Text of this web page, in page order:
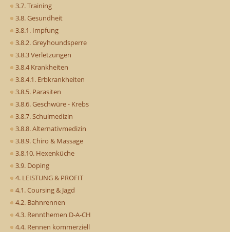
3.7. Training
3.8. Gesundheit
3.8.1. Impfung
3.8.2. Greyhoundsperre
3.8.3 Verletzungen
3.8.4 Krankheiten
3.8.4.1. Erbkrankheiten
3.8.5. Parasiten
3.8.6. Geschwüre - Krebs
3.8.7. Schulmedizin
3.8.8. Alternativmedizin
3.8.9. Chiro & Massage
3.8.10. Hexenküche
3.9. Doping
4. LEISTUNG & PROFIT
4.1. Coursing & Jagd
4.2. Bahnrennen
4.3. Rennthemen D-A-CH
4.4. Rennen kommerziell